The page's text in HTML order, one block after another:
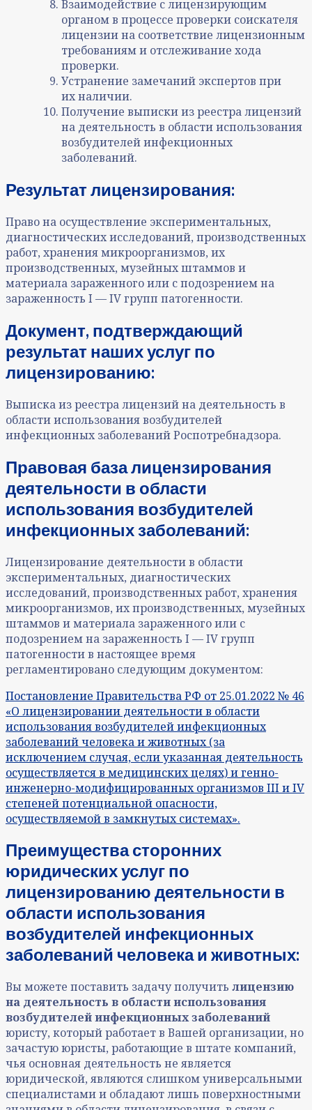
Взаимодействие с лицензирующим
органом в процессе проверки соискателя
лицензии на соответствие лицензионным
требованиям и отслеживание хода
проверки.
Устранение замечаний экспертов при
их наличии.
Получение выписки из реестра лицензий
на деятельность в области использования
возбудителей инфекционных
заболеваний.
Результат лицензирования:
Право на осуществление экспериментальных,
диагностических исследований, производственных
работ, хранения микроорганизмов, их
производственных, музейных штаммов и
материала зараженного или с подозрением на
зараженность I — IV групп патогенности.
Документ, подтверждающий
результат наших услуг по
лицензированию:
Выписка из реестра лицензий на деятельность в
области использования возбудителей
инфекционных заболеваний Роспотребнадзора.
Правовая база лицензирования
деятельности в области
использования возбудителей
инфекционных заболеваний:
Лицензирование деятельности в области
экспериментальных, диагностических
исследований, производственных работ, хранения
микроорганизмов, их производственных, музейных
штаммов и материала зараженного или с
подозрением на зараженность I — IV групп
патогенности в настоящее время
регламентировано следующим документом:
Постановление Правительства РФ от 25.01.2022 № 46
«О лицензировании деятельности в области
использования возбудителей инфекционных
заболеваний человека и животных (за
исключением случая, если указанная деятельность
осуществляется в медицинских целях) и генно-
инженерно-модифицированных организмов III и IV
степеней потенциальной опасности,
осуществляемой в замкнутых системах».
Преимущества сторонних
юридических услуг по
лицензированию деятельности в
области использования
возбудителей инфекционных
заболеваний человека и животных:
Вы можете поставить задачу получить лицензию
на деятельность в области использования
возбудителей инфекционных заболеваний
юристу, который работает в Вашей организации, но
зачастую юристы, работающие в штате компаний,
чья основная деятельность не является
юридической, являются слишком универсальными
специалистами и обладают лишь поверхностными